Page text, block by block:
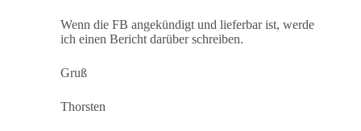
Wenn die FB angekündigt und lieferbar ist, werde
ich einen Bericht darüber schreiben.
Gruß
Thorsten